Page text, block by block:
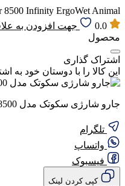
8500 Infinity ErgoWet Animal
0.0
جهت افزودن به
محصول
اشتراک گذاری
این کالا را با دوستان خود به
جارو شارژی سکوتک مدل Conga Rockstar 8500
تلگرام
واتساپ
فیسبوک
کپی کردن لینک